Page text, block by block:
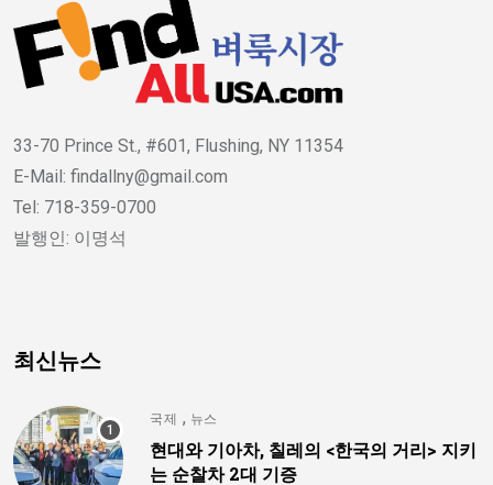
33-70 Prince St., #601, Flushing, NY 11354
E-Mail: findallny@gmail.com
Tel: 718-359-0700
발행인: 이명석
최신뉴스
국제 , 뉴스
현대와 기아차, 칠레의 <한국의 거리> 지키
는 순찰차 2대 기증